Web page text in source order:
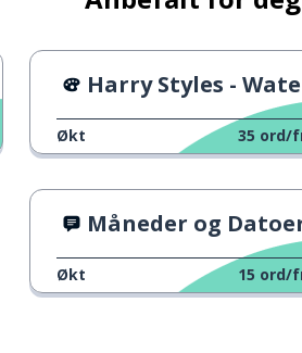
Harry Styles - Watermelon
Økt 35 ord/
Måneder og
Økt 15 ord/